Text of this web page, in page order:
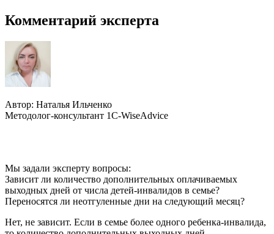
Комментарий эксперта
Автор: Наталья Ильченко
Методолог-консультант 1C-WiseAdvice
Мы задали эксперту вопросы:
Зависит ли количество дополнительных оплачиваемых
выходных дней от числа детей-инвалидов в семье?
Переносятся ли неотгуленные дни на следующий месяц?
Нет, не зависит. Если в семье более одного ребенка-инвалида,